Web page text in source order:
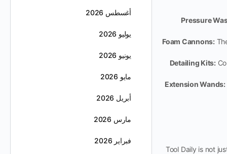
Pressure
Foam Cannons:
Detailing Kits:
Extension Wands:
Tool Daily is not
أغسطس 2026
يوليو 2026
يونيو 2026
مايو 2026
أبريل 2026
مارس 2026
فبراير 2026